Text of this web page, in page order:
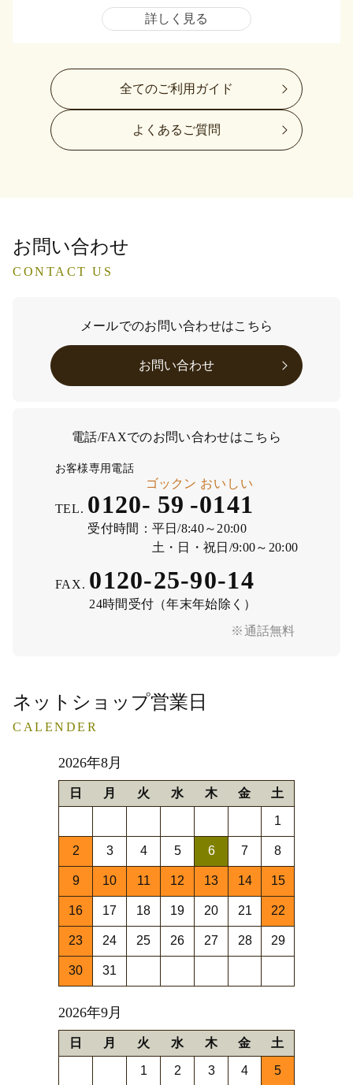
詳しく見る
全てのご利用ガイド
よくあるご質問
お問い合わせ
CONTACT US
メールでのお問い合わせはこちら
お問い合わせ
電話/FAXでのお問い合わせはこちら
※通話無料
お客様専用電話
TEL. 0120- 59
ゴックン
-0141
おいしい
受付時間： 平日/8:40～20:00
土・日・祝日/9:00～20:00
FAX. 0120-25-90-14
24時間受付（年末年始除く）
ネットショップ営業日
CALENDER
2026年8月
日 月 火 水 木 金 土
1
2 3 4 5 6 7 8
9 10 11 12 13 14 15
16 17 18 19 20 21 22
23 24 25 26 27 28 29
30 31
2026年9月
日 月 火 水 木 金 土
1 2 3 4 5